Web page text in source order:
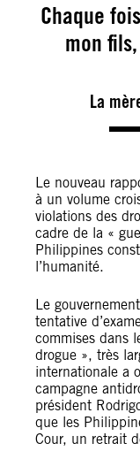
Chaque
mon
La
Le nouveau
à un volume
violations des
cadre de la «
Philippines
l’humanité.
Le
tentative
commises dans
drogue », très
internationale a
campagne
président
que les
Cour, un retrait